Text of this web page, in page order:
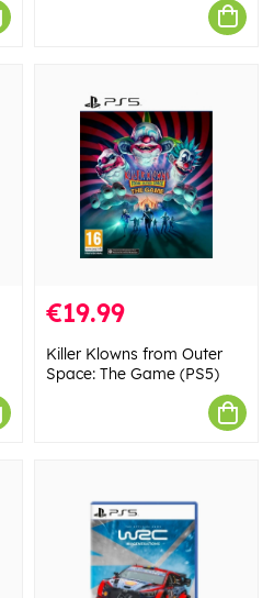
€19.99
Killer Klowns from Outer
Space: The Game (PS5)